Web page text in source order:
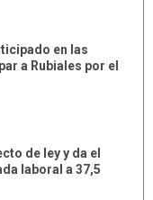
en las
a Rubiales por el
de ley y da el
laboral a 37,5